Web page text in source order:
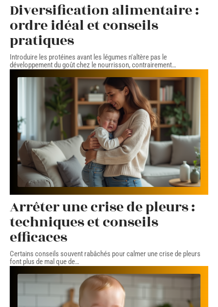
Diversification alimentaire :
ordre idéal et conseils
pratiques
Introduire les protéines avant les légumes n'altère pas le
développement du goût chez le nourrisson, contrairement…
Arrêter une crise de pleurs :
techniques et conseils
efficaces
Certains conseils souvent rabâchés pour calmer une crise de pleurs
font plus de mal que de…